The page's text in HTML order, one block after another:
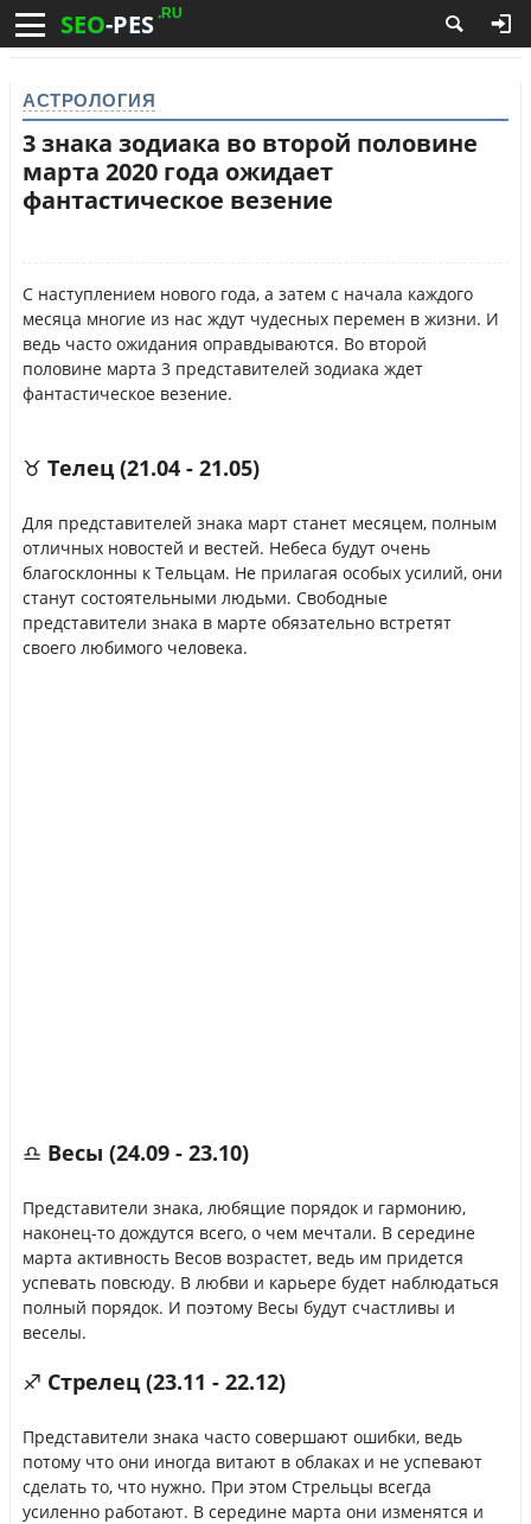
SEO-PES .RU
АСТРОЛОГИЯ
3 знака зодиака во второй половине
марта 2020 года ожидает
фантастическое везение
С наступлением нового года, а затем с начала каждого
месяца многие из нас ждут чудесных перемен в жизни. И
ведь часто ожидания оправдываются. Во второй
половине марта 3 представителей зодиака ждет
фантастическое везение.
♉ Телец (21.04 - 21.05)
Для представителей знака март станет месяцем, полным
отличных новостей и вестей. Небеса будут очень
благосклонны к Тельцам. Не прилагая особых усилий, они
станут состоятельными людьми. Свободные
представители знака в марте обязательно встретят
своего любимого человека.
♎ Весы (24.09 - 23.10)
Представители знака, любящие порядок и гармонию,
наконец-то дождутся всего, о чем мечтали. В середине
марта активность Весов возрастет, ведь им придется
успевать повсюду. В любви и карьере будет наблюдаться
полный порядок. И поэтому Весы будут счастливы и
веселы.
♐ Стрелец (23.11 - 22.12)
Представители знака часто совершают ошибки, ведь
потому что они иногда витают в облаках и не успевают
сделать то, что нужно. При этом Стрельцы всегда
усиленно работают. В середине марта они изменятся и